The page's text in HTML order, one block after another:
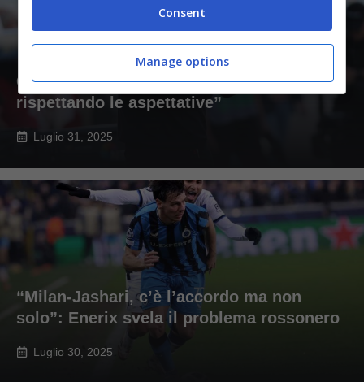
Cohen, che attacco al Napoli: “Non sta
rispettando le aspettative”
Luglio 31, 2025
“Milan-Jashari, c’è l’accordo ma non
solo”: Enerix svela il problema rossonero
Luglio 30, 2025
Consent
Manage options